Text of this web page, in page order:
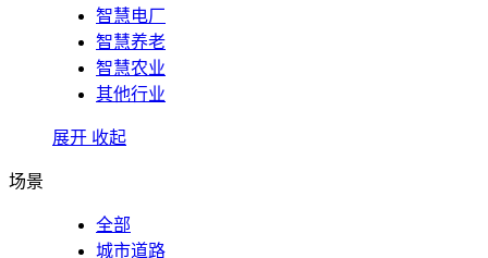
智慧电厂
智慧养老
智慧农业
其他行业
展开 收起
场景
全部
城市道路